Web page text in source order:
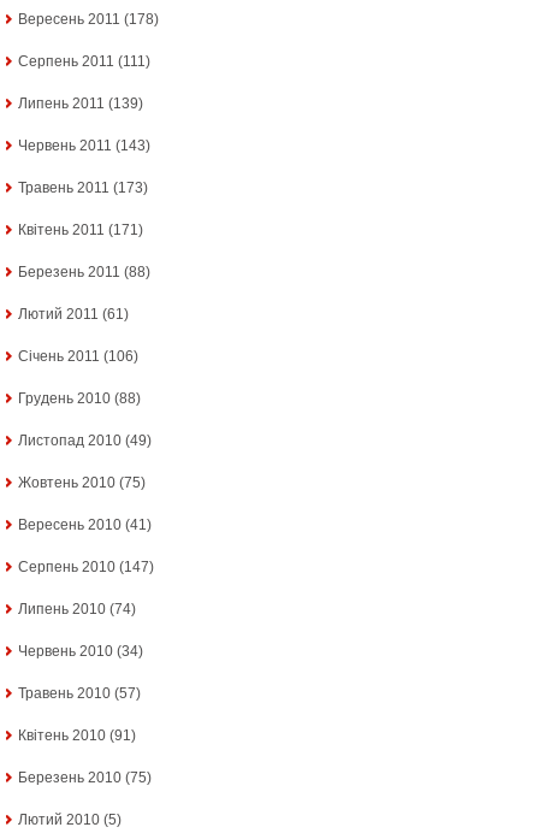
Вересень 2011 (178)
Серпень 2011 (111)
Липень 2011 (139)
Червень 2011 (143)
Травень 2011 (173)
Квітень 2011 (171)
Березень 2011 (88)
Лютий 2011 (61)
Січень 2011 (106)
Грудень 2010 (88)
Листопад 2010 (49)
Жовтень 2010 (75)
Вересень 2010 (41)
Серпень 2010 (147)
Липень 2010 (74)
Червень 2010 (34)
Травень 2010 (57)
Квітень 2010 (91)
Березень 2010 (75)
Лютий 2010 (5)